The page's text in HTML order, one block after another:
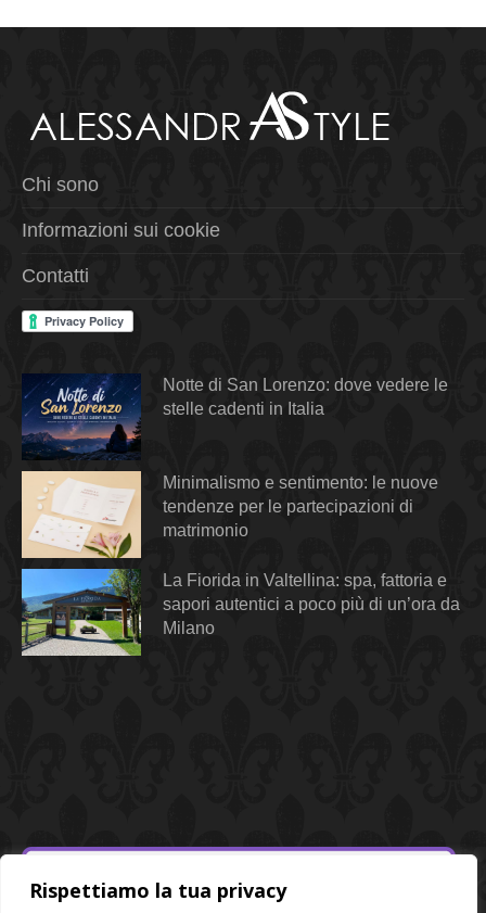
Rispettiamo la tua privacy
Chi sono
Informazioni sui cookie
Contatti
Notte di San Lorenzo: dove vedere le
stelle cadenti in Italia
Minimalismo e sentimento: le nuove
tendenze per le partecipazioni di
matrimonio
La Fiorida in Valtellina: spa, fattoria e
sapori autentici a poco più di un’ora da
Milano